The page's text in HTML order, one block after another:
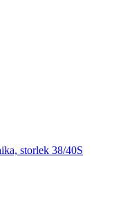
storlek 38/40S